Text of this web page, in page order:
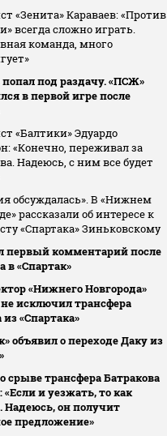
«Зенита» Караваев: «Против
всегда сложно играть.
команда, много
попал под раздачу. «ПСЖ»
в первой игре после
«Балтики» Эдуардо
«Конечно, переживал за
Надеюсь, с ним все будет
обсуждалась». В «Нижнем
рассказали об интересе к
«Спартака» Зиньковскому
первый комментарий после
в «Спартак»
«Нижнего Новгорода»
не исключил трансфера
«Спартака»
объявил о переходе Даку из
срыве трансфера Батракова
и уезжать, то как
Надеюсь, он получит
предложение»